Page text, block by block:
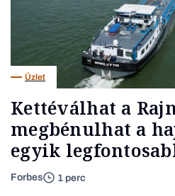
Üzlet
Kettéválhat a
megbénulhat a
egyik
Forbes 1 perc